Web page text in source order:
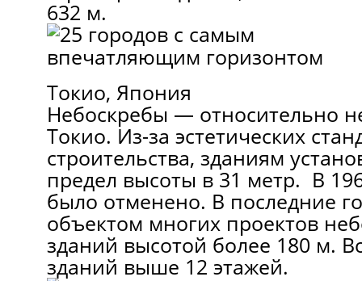
632 м.
Токио, Япония
Небоскребы — относительно
Токио. Из-за эстетических
строительства, зданиям
предел высоты в 31 метр. В
было отменено. В последние
объектом многих проектов
зданий высотой более 180 м.
зданий выше 12 этажей.